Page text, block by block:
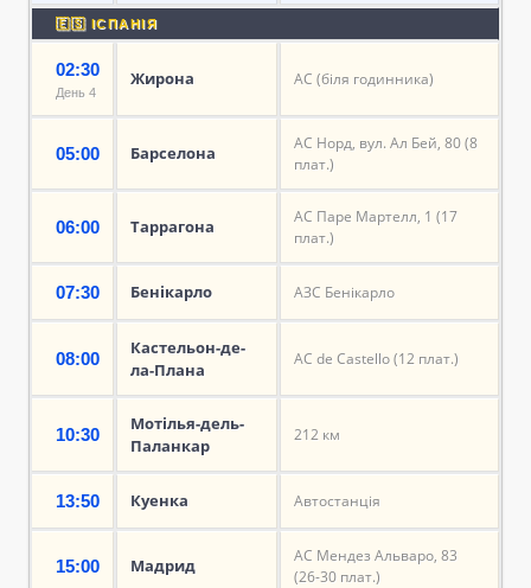
🇪🇸 ІСПАНІЯ
02:30
День 4
Жирона АС (біля годинника)
05:00 Барселона
АС Норд, вул. Ал Бей, 80 (8
плат.)
06:00 Таррагона
АС Паре Мартелл, 1 (17
плат.)
07:30 Бенікарло АЗС Бенікарло
08:00
Кастельон-де-
ла-Плана
АС de Castello (12 плат.)
10:30
Мотілья-дель-
Паланкар
212 км
13:50 Куенка Автостанція
15:00 Мадрид
АС Мендез Альваро, 83
(26-30 плат.)